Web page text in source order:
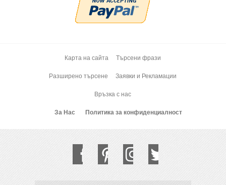
Карта на сайта Търсени фрази
Разширено търсене Заявки и Рекламации
Връзка с нас
За Нас Политика за конфиденциалност